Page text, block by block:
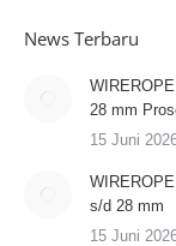
News Terbaru
28 mm
15 Juni
s/d 28 mm
15 Juni